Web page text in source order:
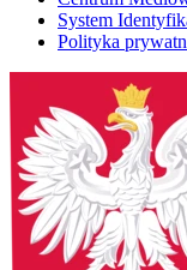
System
Polityka